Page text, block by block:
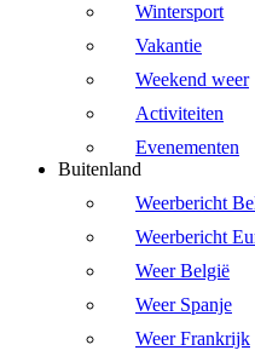
Wintersport
Vakantie
Weekend weer
Activiteiten
Evenementen
Buitenland
Weerbericht
Weerbericht
Weer België
Weer Spanje
Weer Frankrijk